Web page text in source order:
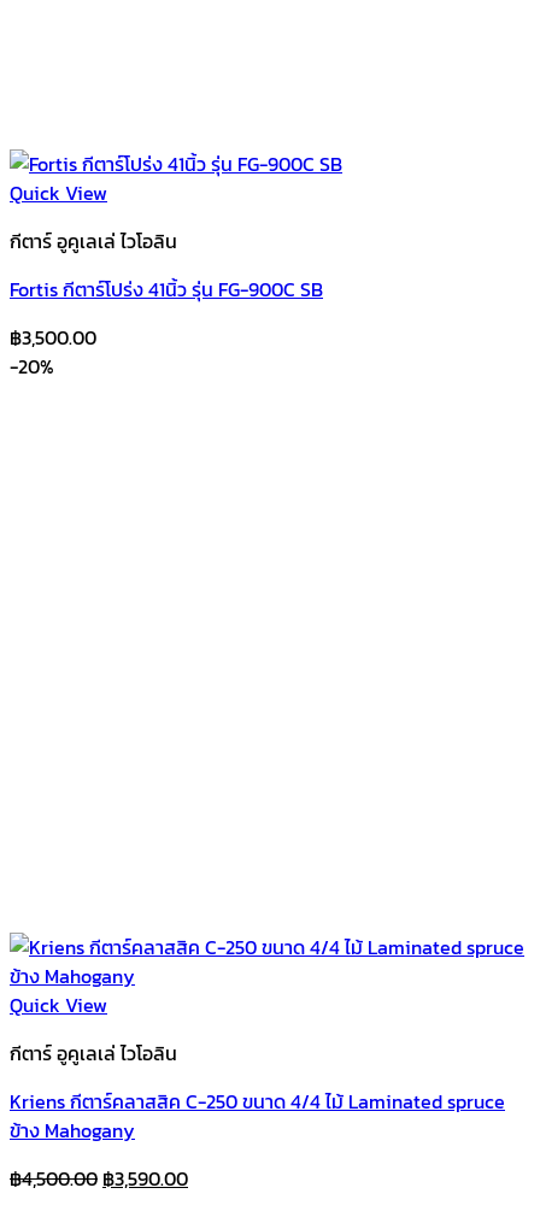
Quick View
กีตาร์ อูคูเลเล่ ไวโอลิน
Fortis กีตาร์โปร่ง 41นิ้ว รุ่น FG-900C SB
฿3,500.00
-20%
Quick View
กีตาร์ อูคูเลเล่ ไวโอลิน
Kriens กีตาร์คลาสสิค C-250 ขนาด 4/4 ไม้ Laminated spruce
ข้าง Mahogany
฿4,500.00 Original
฿3,590.00Current